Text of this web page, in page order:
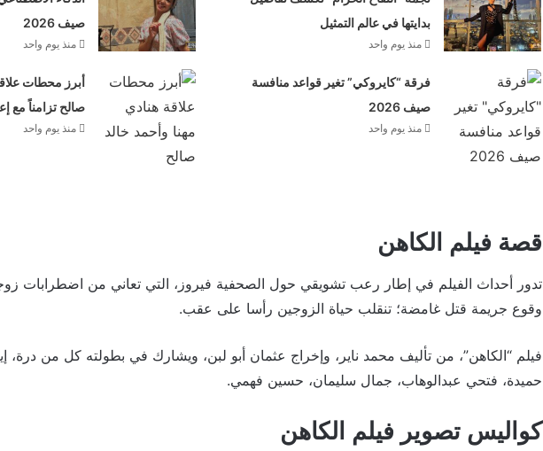
بدايتها في عالم التمثيل
منذ يوم واحد
صيف 2026
منذ يوم واحد
فرقة “كايروكي” تغير قواعد منافسة
صيف 2026
منذ يوم واحد
أبرز محطات
صالح تزامناً مع
منذ يوم واحد
قصة فيلم الكاهن
تدور أحداث الفيلم في إطار رعب تشويقي حول الصحفية فيروز، التي تعاني من اضطرابات
وقوع جريمة قتل غامضة؛ تنقلب حياة الزوجين رأسا على عقب.
فيلم “الكاهن”، من تأليف محمد ناير، وإخراج عثمان أبو لبن، ويشارك في بطولته كل من درة،
حميدة، فتحي عبدالوهاب، جمال سليمان، حسين فهمي.
كواليس تصوير فيلم الكاهن